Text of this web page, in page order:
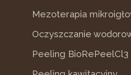
Mezoterapia
Oczyszczanie
Peeling BioRePeelCl3